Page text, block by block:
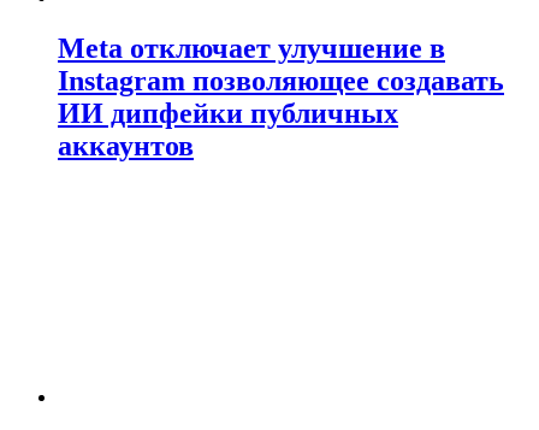
Meta отключает улучшение в
Instagram позволяющее создавать
ИИ дипфейки публичных
аккаунтов